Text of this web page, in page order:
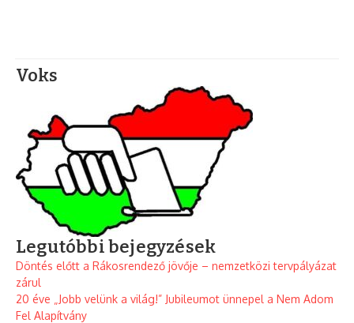
Voks
Legutóbbi bejegyzések
Döntés előtt a Rákosrendező jövője – nemzetközi tervpályázat
zárul
20 éve „Jobb velünk a világ!” Jubileumot ünnepel a Nem Adom
Fel Alapítvány